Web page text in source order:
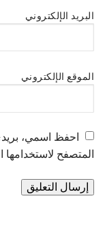
البريد الإلكتروني
الموقع الإلكتروني
احفظ اسمي،
المتصفح لاستخدامها